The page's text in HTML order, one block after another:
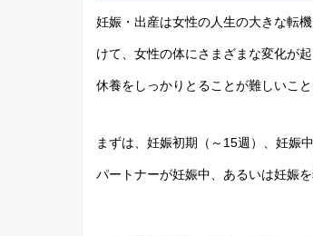
妊娠・出産は女性の人生の大きな転
けて、女性の体にさまざまな変化が
休養をしっかりとることが難しいこと
まずは、妊娠初期（～15週）、妊娠
パートナーが妊娠中、あるいは妊娠